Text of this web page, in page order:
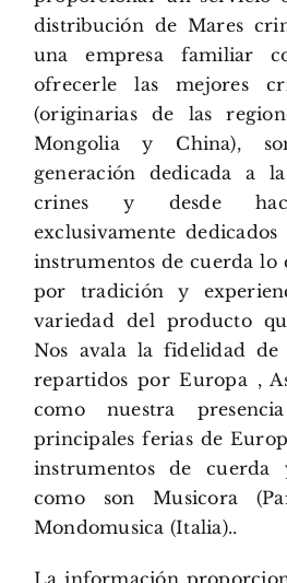
distribución de Mares
una empresa familiar
ofrecerle las mejores
(originarias de las
Mongolia y China),
generación dedicada a
crines y desde
exclusivamente
instrumentos de cuerda lo
por tradición y
variedad del producto
Nos avala la fidelidad de
repartidos por Europa ,
como nuestra
principales ferias de
instrumentos de cuerda
como son Musicora
Mondomusica (Italia)..